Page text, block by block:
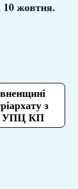
10 жовтня.
з
УПЦ КП